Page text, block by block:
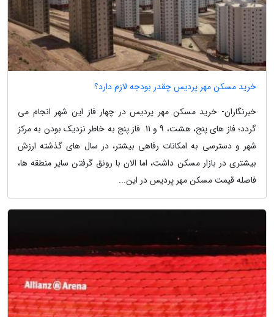
خرید مسکن مهر پردیس چقدر بودجه لازم دارد؟
خبرنگاران- خرید مسکن مهر پردیس در چهار فاز این شهر انجام می
گردد؛ فاز های پنج، هشت، 9 و 11. فاز پنج به خاطر نزدیک بودن به مرکز
شهر و دسترسی به امکانات رفاهی بیشتر، در سال های گذشته ارزش
بیشتری در بازار مسکن داشت، اما الان با رونق گرفتن سایر منطقه ها،
فاصله قیمت مسکن مهر پردیس در این...